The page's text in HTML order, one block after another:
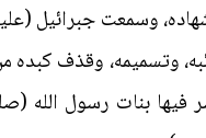
وسمعت جبرائيل
وتسميمه، وقذف كبده
فيها بنات رسول الله